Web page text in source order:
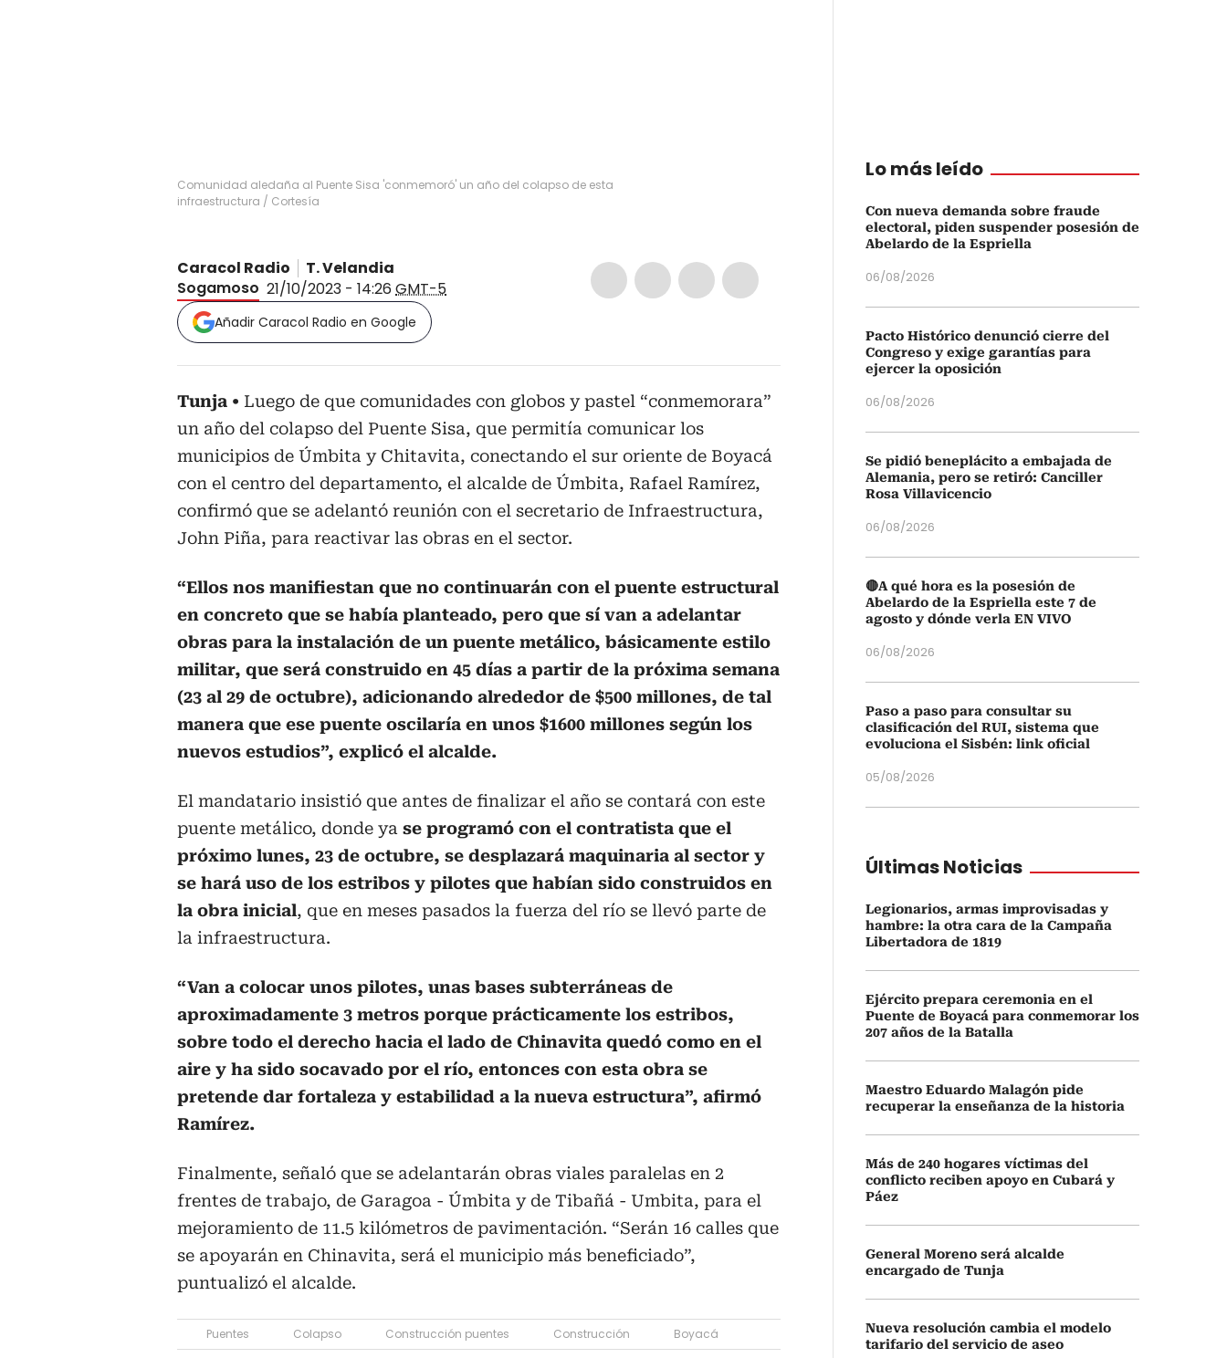
Comunidad aledaña al Puente Sisa 'conmemoró' un año del colapso de esta
infraestructura / Cortesía
Caracol Radio
T. Velandia
Sogamoso 21/10/2023 - 14:26 GMT-5
Añadir Caracol Radio en Google
Tunja
Luego de que comunidades con globos y pastel “conmemorara”
un año del colapso del Puente Sisa, que permitía comunicar los
municipios de Úmbita y Chitavita, conectando el sur oriente de Boyacá
con el centro del departamento, el alcalde de Úmbita, Rafael Ramírez,
confirmó que se adelantó reunión con el secretario de Infraestructura,
John Piña, para reactivar las obras en el sector.
“Ellos nos manifiestan que no continuarán con el puente estructural
en concreto que se había planteado, pero que sí van a adelantar
obras para la instalación de un puente metálico, básicamente estilo
militar, que será construido en 45 días a partir de la próxima semana
(23 al 29 de octubre), adicionando alrededor de $500 millones, de tal
manera que ese puente oscilaría en unos $1600 millones según los
nuevos estudios”, explicó el alcalde.
El mandatario insistió que antes de finalizar el año se contará con este
puente metálico, donde ya se programó con el contratista que el
próximo lunes, 23 de octubre, se desplazará maquinaria al sector y
se hará uso de los estribos y pilotes que habían sido construidos en
la obra inicial, que en meses pasados la fuerza del río se llevó parte de
la infraestructura.
“Van a colocar unos pilotes, unas bases subterráneas de
aproximadamente 3 metros porque prácticamente los estribos,
sobre todo el derecho hacia el lado de Chinavita quedó como en el
aire y ha sido socavado por el río, entonces con esta obra se
pretende dar fortaleza y estabilidad a la nueva estructura”, afirmó
Ramírez.
Finalmente, señaló que se adelantarán obras viales paralelas en 2
frentes de trabajo, de Garagoa - Úmbita y de Tibañá - Umbita, para el
mejoramiento de 11.5 kilómetros de pavimentación. “Serán 16 calles que
se apoyarán en Chinavita, será el municipio más beneficiado”,
puntualizó el alcalde.
Puentes Colapso Construcción puentes Construcción Boyacá
Lo más leído
Con nueva demanda sobre fraude
electoral, piden suspender posesión de
Abelardo de la Espriella
06/08/2026
Pacto Histórico denunció cierre del
Congreso y exige garantías para
ejercer la oposición
06/08/2026
Se pidió beneplácito a embajada de
Alemania, pero se retiró: Canciller
Rosa Villavicencio
06/08/2026
🔴A qué hora es la posesión de
Abelardo de la Espriella este 7 de
agosto y dónde verla EN VIVO
06/08/2026
Paso a paso para consultar su
clasificación del RUI, sistema que
evoluciona el Sisbén: link oficial
05/08/2026
Últimas Noticias
Legionarios, armas improvisadas y
hambre: la otra cara de la Campaña
Libertadora de 1819
Ejército prepara ceremonia en el
Puente de Boyacá para conmemorar los
207 años de la Batalla
Maestro Eduardo Malagón pide
recuperar la enseñanza de la historia
Más de 240 hogares víctimas del
conflicto reciben apoyo en Cubará y
Páez
General Moreno será alcalde
encargado de Tunja
Nueva resolución cambia el modelo
tarifario del servicio de aseo